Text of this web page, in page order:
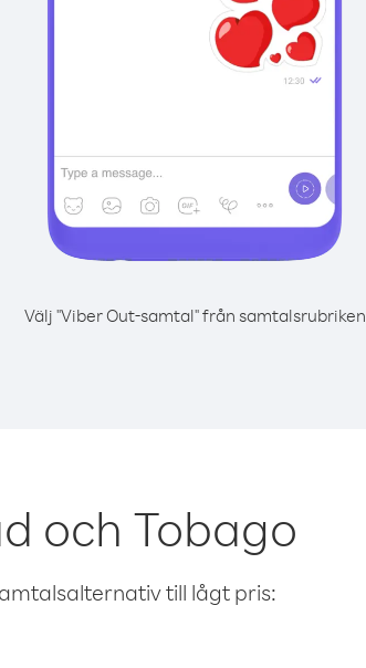
Välj "Viber Out-samtal" från samtalsrubriken
och Tobago
till lågt pris: